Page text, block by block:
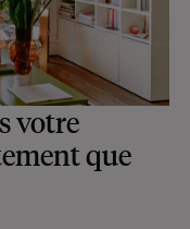
votre
que